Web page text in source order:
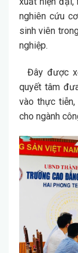
nghiên cứu
sinh viên
nghiệp.
Đây được
quyết tâm
vào thực
cho ngành